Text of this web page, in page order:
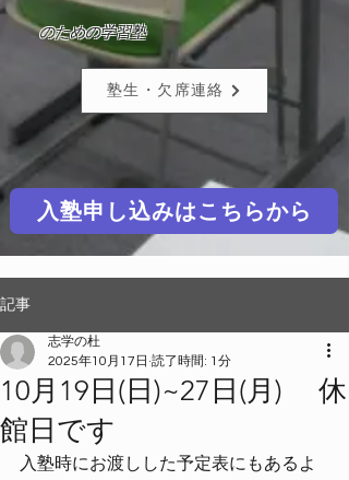
塾生・欠席連絡
​​のための学習塾
入塾申し込みはこちらから
記事
10月19日(日)~27日(月) 休
館日です
志学の杜
2025年10月17日 読了時間: 1分
入塾時にお渡しした予定表にもあるよ